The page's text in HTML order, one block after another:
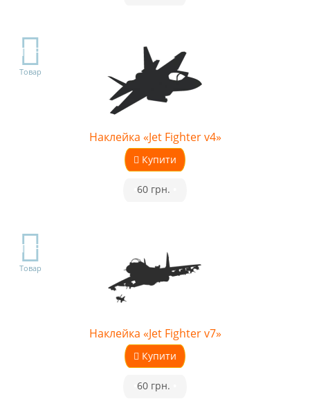
TOP
Товар
Наклейка «Jet Fighter v4»
Купити
60 грн.
TOP
Товар
Наклейка «Jet Fighter v7»
Купити
60 грн.